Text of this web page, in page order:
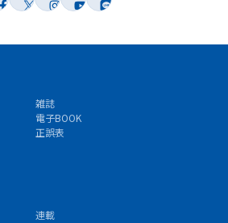
雑誌
電子BOOK
正誤表
連載